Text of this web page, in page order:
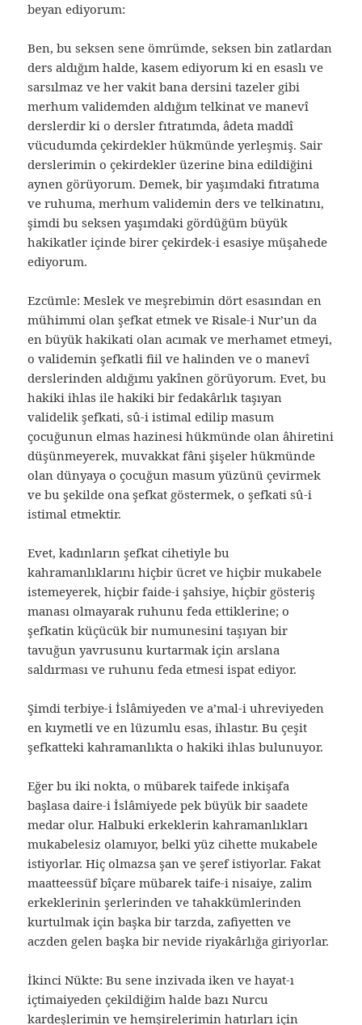
beyan ediyorum:
Ben, bu seksen sene ömrümde, seksen bin zatlardan
ders aldığım halde, kasem ediyorum ki en esaslı ve
sarsılmaz ve her vakit bana dersini tazeler gibi
merhum validemden aldığım telkinat ve manevî
derslerdir ki o dersler fıtratımda, âdeta maddî
vücudumda çekirdekler hükmünde yerleşmiş. Sair
derslerimin o çekirdekler üzerine bina edildiğini
aynen görüyorum. Demek, bir yaşımdaki fıtratıma
ve ruhuma, merhum validemin ders ve telkinatını,
şimdi bu seksen yaşımdaki gördüğüm büyük
hakikatler içinde birer çekirdek-i esasiye müşahede
ediyorum.
Ezcümle: Meslek ve meşrebimin dört esasından en
mühimmi olan şefkat etmek ve Risale-i Nur’un da
en büyük hakikati olan acımak ve merhamet etmeyi,
o validemin şefkatli fiil ve halinden ve o manevî
derslerinden aldığımı yakînen görüyorum. Evet, bu
hakiki ihlas ile hakiki bir fedakârlık taşıyan
validelik şefkati, sû-i istimal edilip masum
çocuğunun elmas hazinesi hükmünde olan âhiretini
düşünmeyerek, muvakkat fâni şişeler hükmünde
olan dünyaya o çocuğun masum yüzünü çevirmek
ve bu şekilde ona şefkat göstermek, o şefkati sû-i
istimal etmektir.
Evet, kadınların şefkat cihetiyle bu
kahramanlıklarını hiçbir ücret ve hiçbir mukabele
istemeyerek, hiçbir faide-i şahsiye, hiçbir gösteriş
manası olmayarak ruhunu feda ettiklerine; o
şefkatin küçücük bir numunesini taşıyan bir
tavuğun yavrusunu kurtarmak için arslana
saldırması ve ruhunu feda etmesi ispat ediyor.
Şimdi terbiye-i İslâmiyeden ve a’mal-i uhreviyeden
en kıymetli ve en lüzumlu esas, ihlastır. Bu çeşit
şefkatteki kahramanlıkta o hakiki ihlas bulunuyor.
Eğer bu iki nokta, o mübarek taifede inkişafa
başlasa daire-i İslâmiyede pek büyük bir saadete
medar olur. Halbuki erkeklerin kahramanlıkları
mukabelesiz olamıyor, belki yüz cihette mukabele
istiyorlar. Hiç olmazsa şan ve şeref istiyorlar. Fakat
maatteessüf bîçare mübarek taife-i nisaiye, zalim
erkeklerinin şerlerinden ve tahakkümlerinden
kurtulmak için başka bir tarzda, zafiyetten ve
aczden gelen başka bir nevide riyakârlığa giriyorlar.
İkinci Nükte: Bu sene inzivada iken ve hayat-ı
içtimaiyeden çekildiğim halde bazı Nurcu
kardeşlerimin ve hemşirelerimin hatırları için